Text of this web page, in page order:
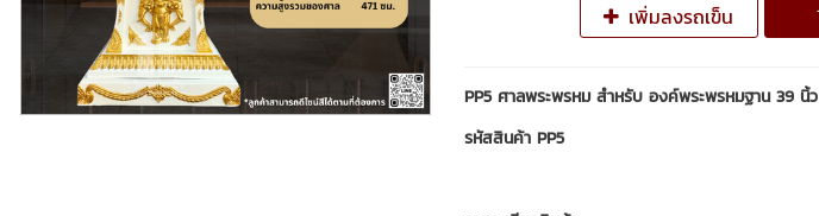
เพิ่มลงรถเข็น
PP5 ศาลพระพรหม สำหรับ องค์พระพรหมฐาน 39 นิ้ว
รหัสสินค้า PP5